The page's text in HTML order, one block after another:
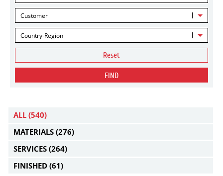
Customer
Country-Region
Reset
FIND
ALL (540)
MATERIALS (276)
SERVICES (264)
FINISHED (61)